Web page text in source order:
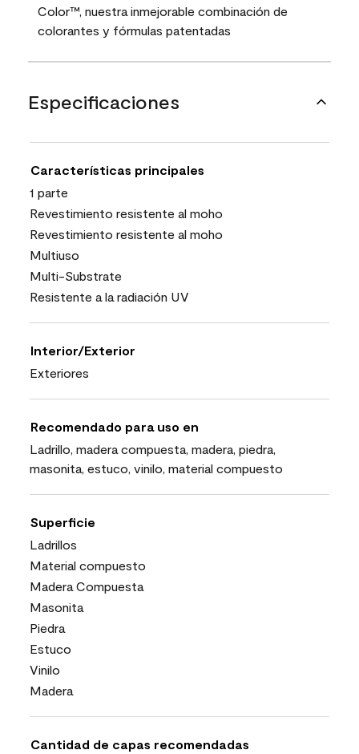
Color™, nuestra inmejorable combinación de
colorantes y fórmulas patentadas
Especificaciones
Características principales
1 parte
Revestimiento resistente al moho
Revestimiento resistente al moho
Multiuso
Multi-Substrate
Resistente a la radiación UV
Interior/Exterior
Exteriores
Recomendado para uso en
Ladrillo, madera compuesta, madera, piedra,
masonita, estuco, vinilo, material compuesto
Superficie
Ladrillos
Material compuesto
Madera Compuesta
Masonita
Piedra
Estuco
Vinilo
Madera
Cantidad de capas recomendadas